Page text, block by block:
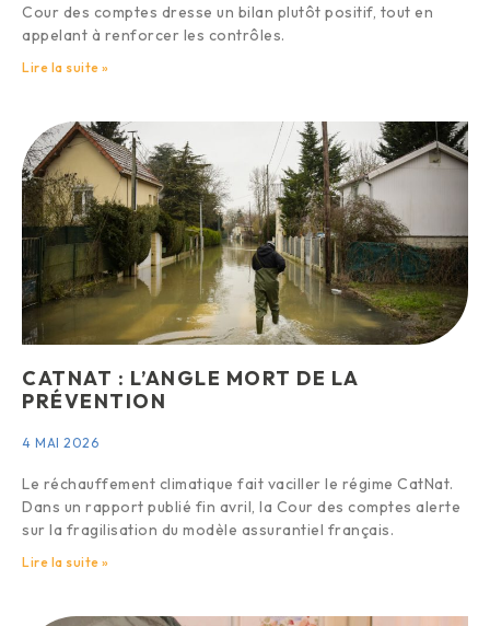
Cour des comptes dresse un bilan plutôt positif, tout en
appelant à renforcer les contrôles.
Lire la suite »
CATNAT : L’ANGLE MORT DE LA
PRÉVENTION
4 MAI 2026
Le réchauffement climatique fait vaciller le régime CatNat.
Dans un rapport publié fin avril, la Cour des comptes alerte
sur la fragilisation du modèle assurantiel français.
Lire la suite »